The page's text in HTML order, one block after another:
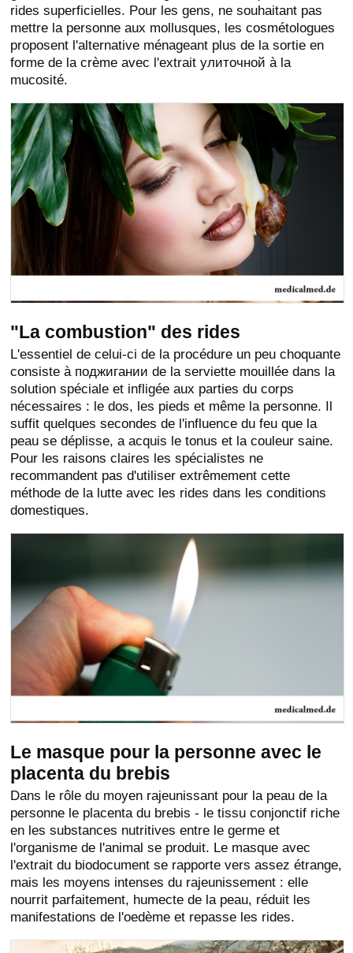
rides superficielles. Pour les gens, ne souhaitant pas
mettre la personne aux mollusques, les cosmétologues
proposent l'alternative ménageant plus de la sortie en
forme de la crème avec l'extrait улиточной à la
mucosité.
"La combustion" des rides
L'essentiel de celui-ci de la procédure un peu choquante
consiste à поджигании de la serviette mouillée dans la
solution spéciale et infligée aux parties du corps
nécessaires : le dos, les pieds et même la personne. Il
suffit quelques secondes de l'influence du feu que la
peau se déplisse, a acquis le tonus et la couleur saine.
Pour les raisons claires les spécialistes ne
recommandent pas d'utiliser extrêmement cette
méthode de la lutte avec les rides dans les conditions
domestiques.
Le masque pour la personne avec le
placenta du brebis
Dans le rôle du moyen rajeunissant pour la peau de la
personne le placenta du brebis - le tissu conjonctif riche
en les substances nutritives entre le germe et
l'organisme de l'animal se produit. Le masque avec
l'extrait du biodocument se rapporte vers assez étrange,
mais les moyens intenses du rajeunissement : elle
nourrit parfaitement, humecte de la peau, réduit les
manifestations de l'oedème et repasse les rides.